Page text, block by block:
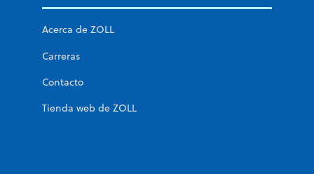
Acerca de ZOLL
Carreras
Contacto
Tienda web de ZOLL